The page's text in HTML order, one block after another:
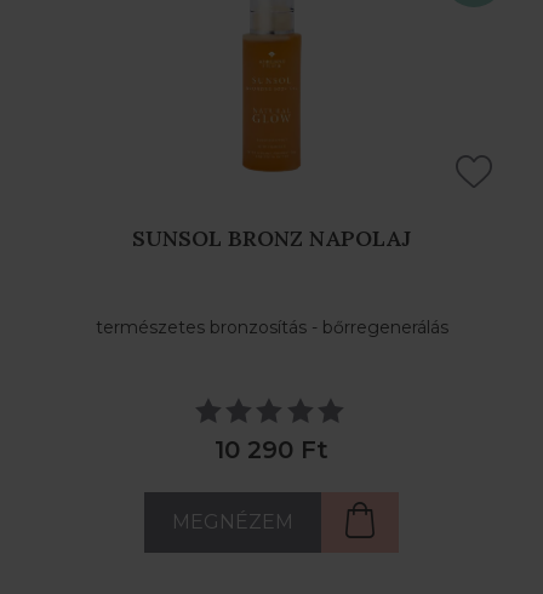
SUNSOL BRONZ NAPOLAJ
természetes bronzosítás - bőrregenerálás
10 290 Ft
MEGNÉZEM